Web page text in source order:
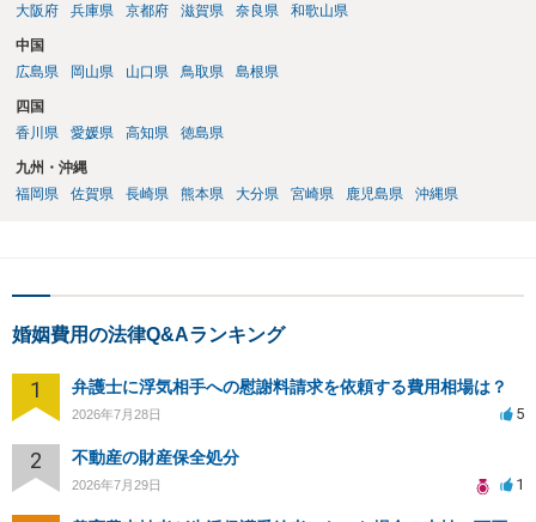
大阪府
兵庫県 京都府 滋賀県 奈良県 和歌山県
中国
広島県
岡山県 山口県 鳥取県 島根県
四国
香川県
愛媛県 高知県 徳島県
九州・沖縄
福岡県
佐賀県 長崎県 熊本県 大分県 宮崎県 鹿児島県 沖縄県
婚姻費用の法律Q&Aランキング
1 弁護士に浮気相手への慰謝料請求を依頼する費用相場は？
2026年7月28日 5
2 不動産の財産保全処分
2026年7月29日 1